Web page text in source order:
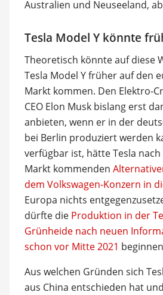
Australien und Neuseeland,
Tesla Model Y könnte
Theoretisch könnte auf diese
Tesla Model Y früher auf den
Markt kommen. Den Elektro-
CEO Elon Musk bislang erst
anbieten, wenn er in der
bei Berlin produziert werden
verfügbar ist, hätte Tesla
Markt kommenden
dem Volkswagen-Konzern in
Europa nichts
dürfte die Produktion in der
Grünheide nach neuen
schon vor Mitte 2021
Aus welchen Gründen sich
aus China entschieden hat